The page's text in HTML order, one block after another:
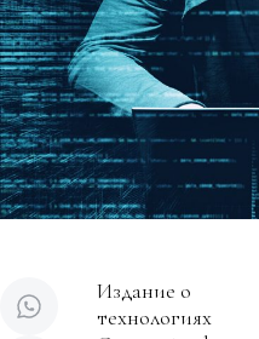
Издание о
технологиях